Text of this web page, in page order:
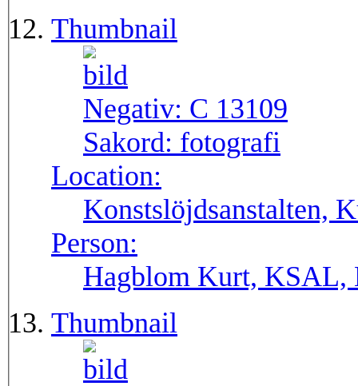
Thumbnail
Negativ: C 13109
Sakord: fotografi
Location:
Konstslöjdsanstalten,
Person:
Hagblom Kurt, KSAL,
Thumbnail